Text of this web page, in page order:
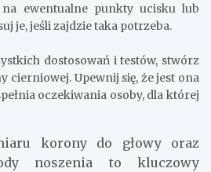
na ewentualne punkty ucisku lub
je, jeśli zajdzie taka potrzeba.
dostosowań i testów, stwórz
cierniowej. Upewnij się, że jest ona
oczekiwania osoby, dla której
korony do głowy oraz
noszenia to kluczowy